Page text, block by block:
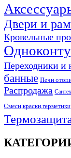
Двери и
Кровельные
Переходники и
банные Печи
Распродажа
Смеси,краски,герметики